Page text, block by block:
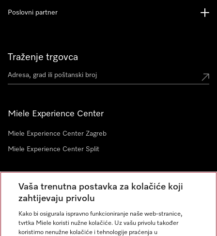
Traženje trgovca
Miele Experience Center
Miele Experience Center Zagreb
Miele Experience Center Split
Newsletter
Poslovni partner
Vaša trenutna postavka za kolačiće koji
zahtijevaju privolu
Kako bi osigurala ispravno funkcioniranje naše web-stranice,
tvrtka Miele koristi nužne kolačiće. Uz vašu privolu također
koristimo nenužne kolačiće i tehnologije praćenja u